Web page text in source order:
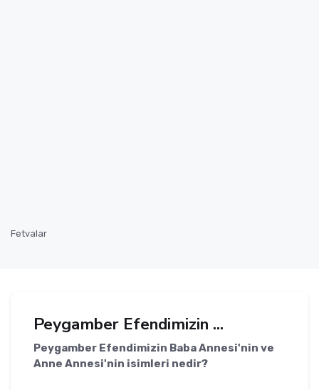
Fetvalar
Peygamber Efendimizin ...
Peygamber Efendimizin Baba Annesi'nin ve
Anne Annesi'nin isimleri nedir?